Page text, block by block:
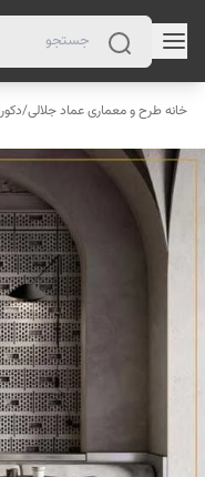
خانه طرح و معماری عماد جلالی/